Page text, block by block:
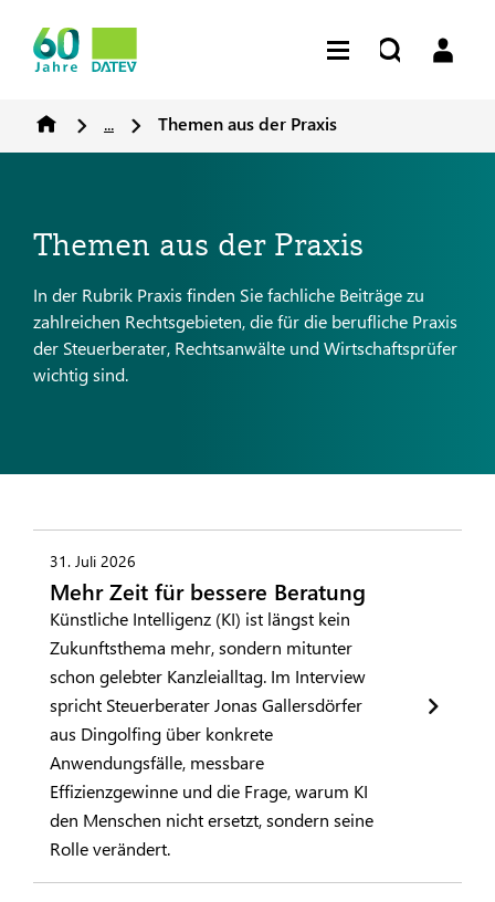
... Themen aus der Praxis
Themen aus der Praxis
In der Rubrik Praxis finden Sie fachliche Beiträge zu
zahlreichen Rechtsgebieten, die für die berufliche Praxis
der Steuerberater, Rechtsanwälte und Wirtschaftsprüfer
wichtig sind.
31. Juli 2026
Mehr Zeit für bessere Beratung
Künstliche Intelligenz (KI) ist längst kein
Zukunftsthema mehr, sondern mitunter
schon gelebter Kanzleialltag. Im Interview
spricht Steuerberater Jonas Gallersdörfer
aus Dingolfing über konkrete
Anwendungsfälle, messbare
Effizienzgewinne und die Frage, warum KI
den Menschen nicht ersetzt, sondern seine
Rolle verändert.